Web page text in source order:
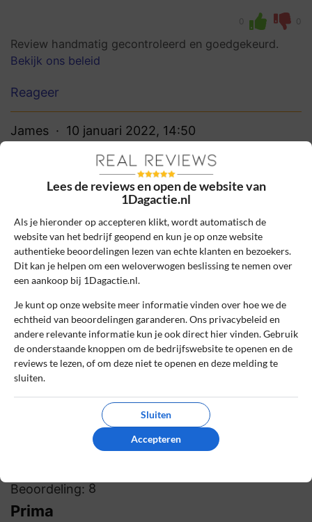
0 0
Review handmatig gecontroleerd en goedgekeurd.
Bekijk ons beleid
Reageer
James 10 januari 2022, 14:50
Beoordeling: 10
Mooie deal en netjes afgehandeld
We kennen allemaal wel dat gevoel bij
dealsites dat je het altijd maar moet
afwachten. Omdat hier alles super is
verlopen wil ik daar ook graag een positief
0
Review handmatig gecontroleerd en goedgekeurd.
Bekijk ons beleid
Reageer
8 november 2021, 17:02
Beoordeling: 8
Prima
Lees de reviews en open de website van
1Dagactie.nl
Als je hieronder op accepteren klikt, wordt automatisch de
website van het bedrijf geopend en kun je op onze website
authentieke beoordelingen lezen van echte klanten en bezoekers.
Dit kan je helpen om een weloverwogen beslissing te nemen over
een aankoop bij 1Dagactie.nl.
Je kunt op onze website meer informatie vinden over hoe we de
echtheid van beoordelingen garanderen. Ons privacybeleid en
andere relevante informatie kun je ook direct hier vinden. Gebruik
de onderstaande knoppen om de bedrijfswebsite te openen en de
reviews te lezen, of om deze niet te openen en deze melding te
sluiten.
Sluiten
Accepteren